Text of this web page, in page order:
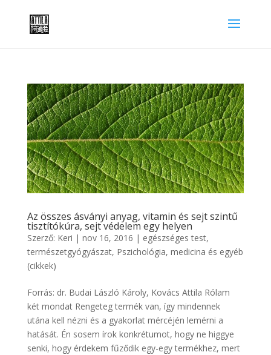
Az összes ásványi anyag, vitamin és sejt szintű
tisztítókúra, sejt védelem egy helyen
Szerző: Keri | nov 16, 2016 | egészséges test,
természetgyógyászat, Pszichológia, medicina és egyéb
(cikkek)
Forrás: dr. Budai László Károly, Kovács Attila Rólam
két mondat Rengeteg termék van, így mindennek
utána kell nézni és a gyakorlat mércéjén lemérni a
hatását. Én sosem írok konkrétumot, hogy ne higgye
senki, hogy érdekem fűződik egy-egy termékhez, mert